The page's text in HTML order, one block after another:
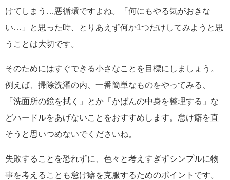
けてしまう…悪循環ですよね。「何にもやる気がおきな
い…」と思った時、とりあえず何か1つだけしてみようと思
うことは大切です。
そのためにはすぐできる小さなことを目標にしましょう。
例えば、掃除洗濯の内、一番簡単なものをやってみる、
「洗面所の鏡を拭く」とか「かばんの中身を整理する」な
どハードルをあげないことをおすすめします。怠け癖を直
そうと思いつめないでくださいね。
失敗することを恐れずに、色々と考えすぎずシンプルに物
事を考えることも怠け癖を克服するためのポイントです。